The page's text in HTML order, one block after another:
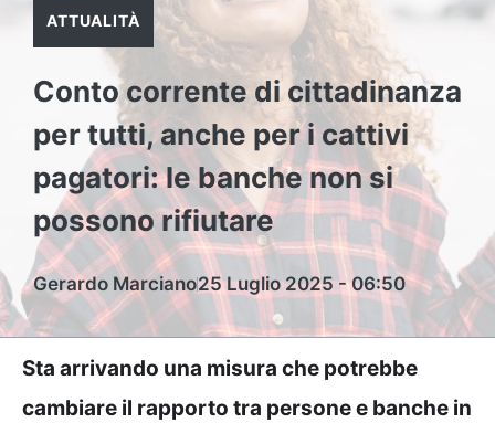
ATTUALITÀ
Conto corrente di cittadinanza
per tutti, anche per i cattivi
pagatori: le banche non si
possono rifiutare
Gerardo Marciano25 Luglio 2025 - 06:50
Sta arrivando una misura che potrebbe
cambiare il rapporto tra persone e banche in